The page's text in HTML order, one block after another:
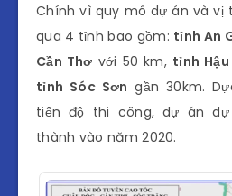
Chính vì quy mô dự án và vị
qua 4 tỉnh bao gồm: tỉnh An
Cần Thơ với 50 km, tỉnh
tỉnh Sóc Sơn gần 30km.
tiến độ thi công, dự án
thành vào năm 2020.